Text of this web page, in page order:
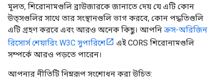
মূলত, শিরোনামগুলি ব্রাউজারকে জানাতে দেয় যে এটি কোন
উত্সগুলির সাথে তার সংস্থানগুলি ভাগ করবে, কোন পদ্ধতিগুলি
এটি গ্রহণ করবে এবং আরও অনেক কিছু। আপনি ক্রস-অরিজিন
রিসোর্স শেয়ারিং W3C সুপারিশে
এই CORS শিরোনামগুলি
সম্পর্কে আরও পড়তে পারেন।
আপনার নীতিটি নিম্নরূপ সংশোধন করা উচিত: